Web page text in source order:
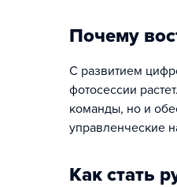
Почему
С развитием
фотосессии
команды, но и
управленческие
Как стать